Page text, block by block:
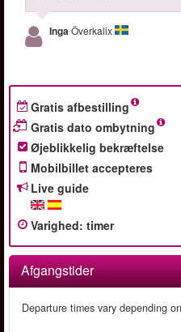
IngaÖverkalix
Gratis afbestilling
Gratis dato ombytning
Øjeblikkelig bekræftelse
Mobilbillet accepteres
Live guide
Varighed: timer
Afgangstider
Departure times vary depending